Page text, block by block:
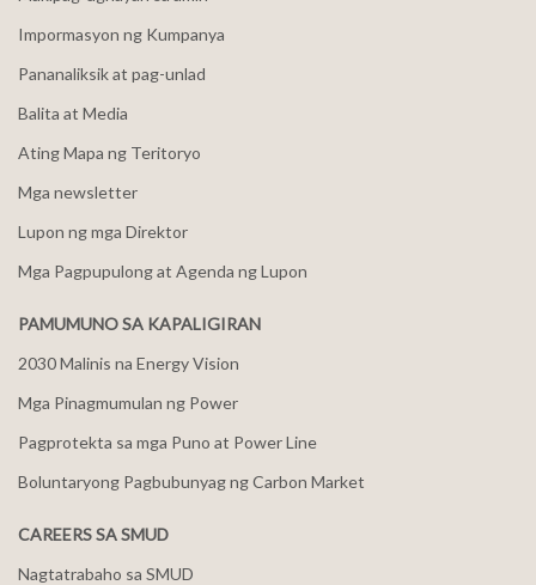
Impormasyon ng Kumpanya
Pananaliksik at pag-unlad
Balita at Media
Ating Mapa ng Teritoryo
Mga newsletter
Lupon ng mga Direktor
Mga Pagpupulong at Agenda ng Lupon
PAMUMUNO SA KAPALIGIRAN
2030 Malinis na Energy Vision
Mga Pinagmumulan ng Power
Pagprotekta sa mga Puno at Power Line
Boluntaryong Pagbubunyag ng Carbon Market
CAREERS SA SMUD
Nagtatrabaho sa SMUD